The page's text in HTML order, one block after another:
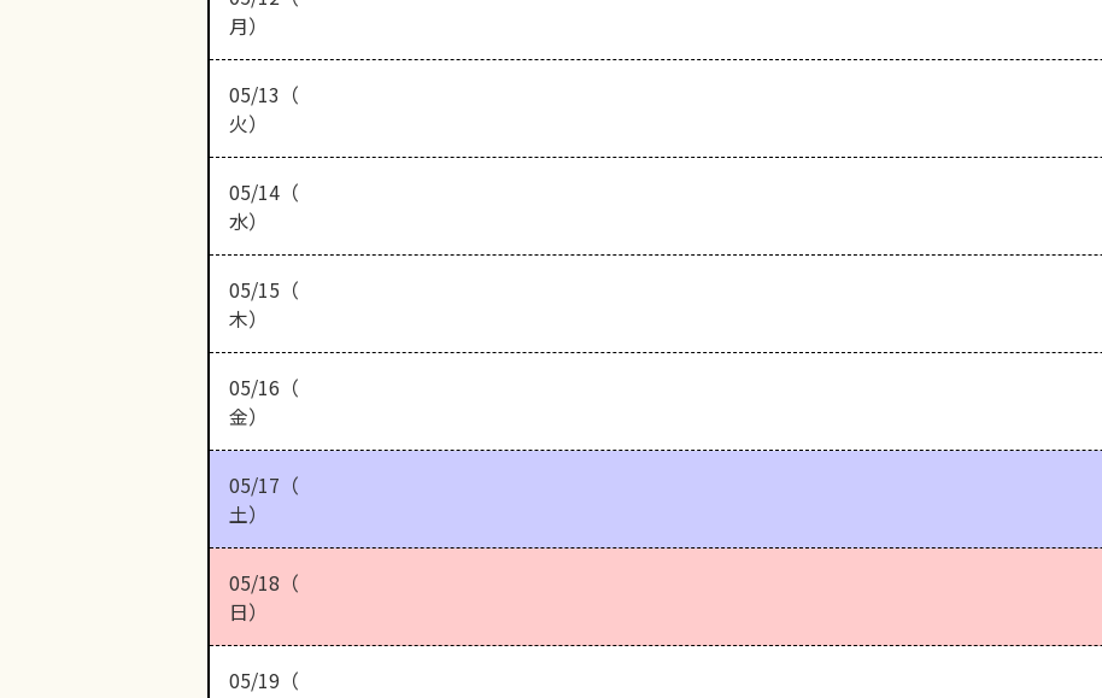
月）
05/13（
火）
05/14（
水）
05/15（
木）
05/16（
金）
05/17（
土）
05/18（
日）
05/19（